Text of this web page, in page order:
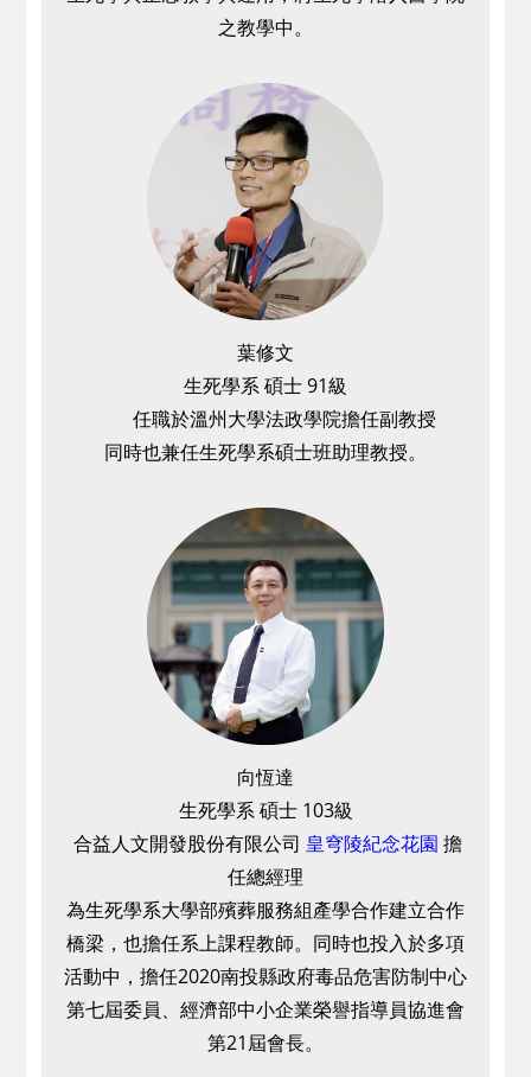
之教學中。
葉修文
生死學系 碩士 91級
任職於溫州大學法政學院擔任副教授
同時也兼任生死學系碩士班助理教授。
向恆達
生死學系 碩士 103級
合益人文開發股份有限公司 皇穹陵紀念花園 擔
任總經理
為生死學系大學部殯葬服務組產學合作建立合作
橋梁，也擔任系上課程教師。同時也投入於多項
活動中，擔任2020南投縣政府毒品危害防制中心
第七屆委員、經濟部中小企業榮譽指導員協進會
第21屆會長。